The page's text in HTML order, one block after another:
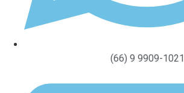
(66) 9 9909-1021